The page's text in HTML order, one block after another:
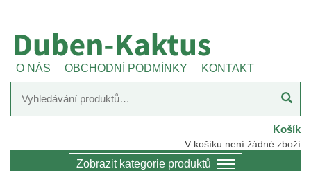
O NÁS OBCHODNÍ PODMÍNKY KONTAKT
Košík
V košíku není žádné zboží
Zobrazit kategorie produktů